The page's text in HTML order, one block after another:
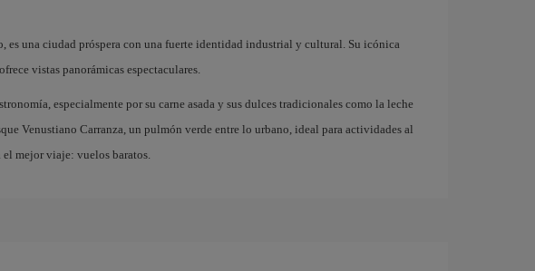
es una ciudad próspera con una fuerte identidad industrial y cultural. Su icónica
vistas panorámicas espectaculares.
especialmente por su carne asada y sus dulces tradicionales como la leche
Venustiano Carranza, un pulmón verde entre lo urbano, ideal para actividades al
mejor viaje: vuelos baratos.